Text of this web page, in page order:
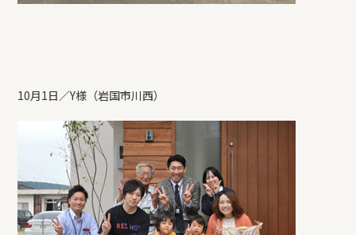
10月1日／Y様（岩国市川西）